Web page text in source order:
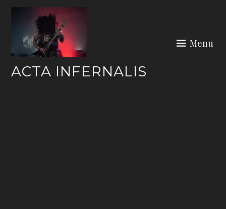
Skip
content
ACTA INFERNALIS
Menu